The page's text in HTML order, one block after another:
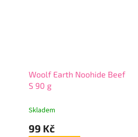
Woolf Earth Noohide Beef
S 90 g
Skladem
99 Kč